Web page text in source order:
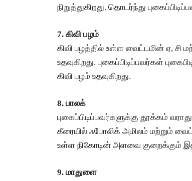
நிறுத்துகிறது. தொடர்ந்து
7. கிவி பழம்
கிவி பழத்தில் உள்ள வைட்டமின் ஏ, சி
உதவுகிறது. புகைப்பிடிப்பவர்கள்
கிவி பழம் உதவுகிறது.
8. பாலக்
புகைப்பிடிப்பவர்களுக்கு தூக்கம்
கீரையில் ஃபோலிக் அமிலம் மற்றும்
உள்ள நிகோடின் அளவை குறைக்கும்
9. மாதுளை